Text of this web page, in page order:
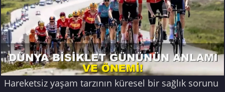
Hareketsiz yaşam tarzının küresel bir sağlık sorunu